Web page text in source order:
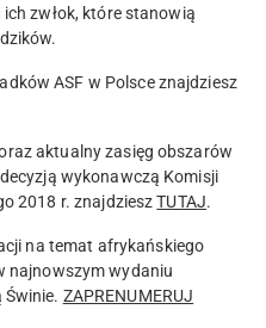
zwłok, które stanowią
ASF w Polsce znajdziesz
aktualny zasięg obszarów
wykonawczą Komisji
2018 r. znajdziesz TUTAJ.
na temat afrykańskiego
najnowszym wydaniu
Świnie. ZAPRENUMERUJ